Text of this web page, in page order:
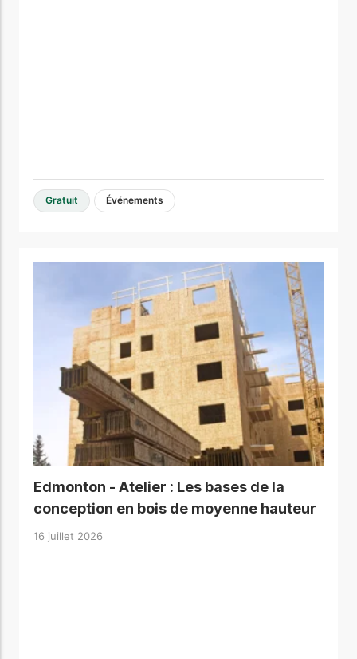
Gratuit Événements
Edmonton - Atelier : Les bases de la
conception en bois de moyenne hauteur
16 juillet 2026